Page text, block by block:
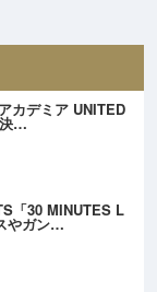
カデミア UNITED
…
「30 MINUTES L
やガン…